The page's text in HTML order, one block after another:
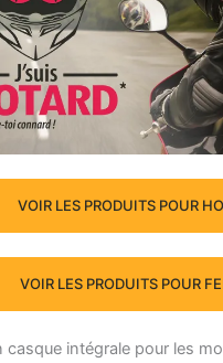
VOIR LES PRODUITS POUR
VOIR LES PRODUITS POUR
casque intégrale pour les